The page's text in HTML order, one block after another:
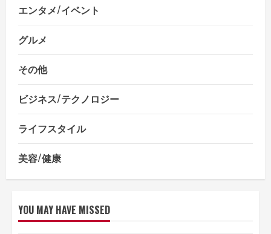
エンタメ/イベント
グルメ
その他
ビジネス/テクノロジー
ライフスタイル
美容/健康
YOU MAY HAVE MISSED